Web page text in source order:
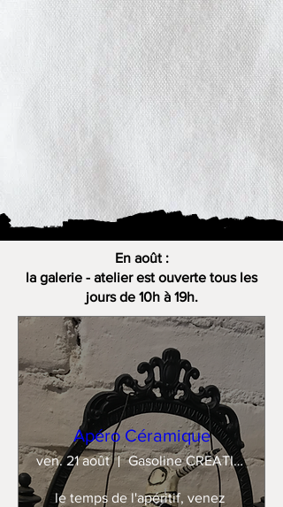
En août :
la galerie - atelier est ouverte tous les
jours de 10h à 19h.
Apéro Céramique
ven. 21 août Gasoline CREATION
le temps de l'apéritif, venez